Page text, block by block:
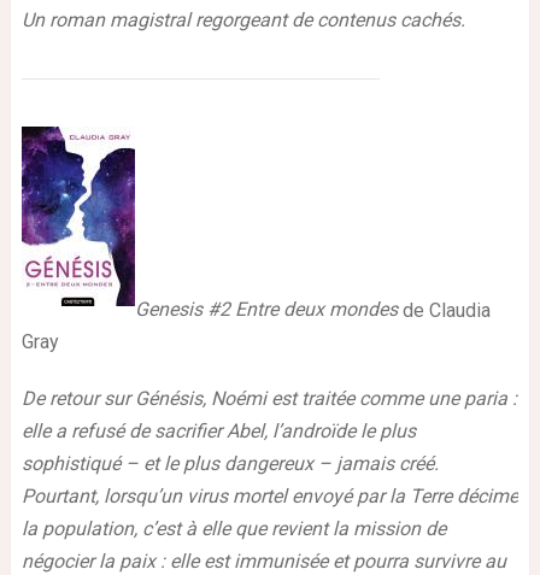
Un roman magistral regorgeant de contenus cachés.
Genesis #2 Entre deux mondesde Claudia
Gray
De retour sur Génésis, Noémi est traitée comme une paria :
elle a refusé de sacrifier Abel, l’androïde le plus
sophistiqué – et le plus dangereux – jamais créé.
Pourtant, lorsqu’un virus mortel envoyé par la Terre décime
la population, c’est à elle que revient la mission de
négocier la paix : elle est immunisée et pourra survivre au